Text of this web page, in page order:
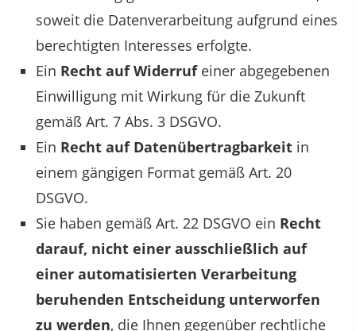
soweit die Datenverarbeitung aufgrund eines
berechtigten Interesses erfolgte.
Ein Recht auf Widerrufeiner abgegebenen
Einwilligung mit Wirkung für die Zukunft
gemäß Art. 7 Abs. 3 DSGVO.
Ein Recht auf Datenübertragbarkeit in
einem gängigen Format gemäß Art. 20
DSGVO.
Sie haben gemäß Art. 22 DSGVO ein Recht
darauf, nicht einer ausschließlich auf
einer automatisierten Verarbeitung
beruhenden Entscheidung unterworfen
zu werden, die Ihnen gegenüber rechtliche